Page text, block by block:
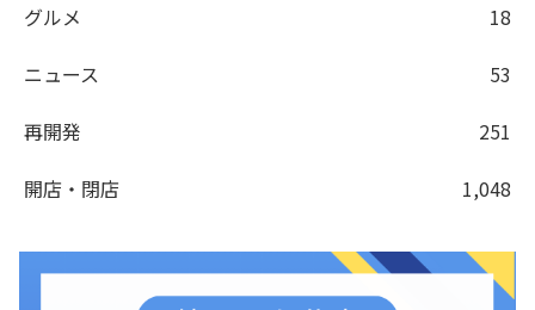
グルメ
18
ニュース
53
再開発
251
開店・閉店
1,048